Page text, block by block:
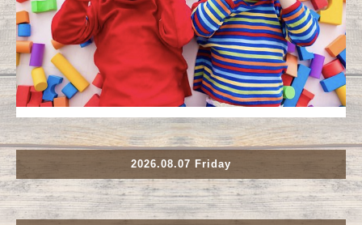
2026.08.07 Friday